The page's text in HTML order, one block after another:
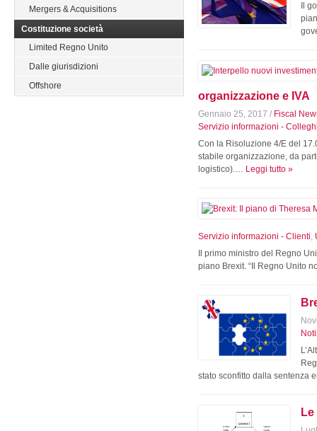
Il
organizzazione e IVA
Gennaio 25, 2017 / Fiscal
Servizio informazioni -
Con la Risoluzione 4/E del
stabile organizzazione, da
logistico).… Leggi tutto »
Servizio informazioni - Clienti,
Il primo ministro del Regno
piano Brexit. “Il Regno Unito
stato sconfitto dalla sentenza
Mergers & Acquisitions
Costituzione società
Limited Regno Unito
Dalle giurisdizioni
Offshore